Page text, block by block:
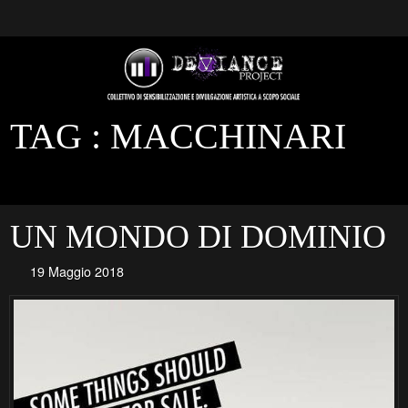
TAG : MACCHINARI
UN MONDO DI DOMINIO
19 Maggio 2018